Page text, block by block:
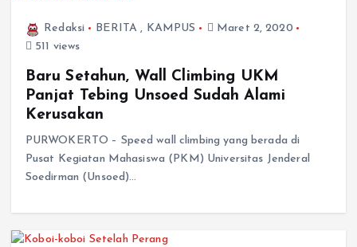
Redaksi BERITA , KAMPUS
Maret 2, 2020
511 views
Baru Setahun, Wall Climbing UKM
Panjat Tebing Unsoed Sudah Alami
Kerusakan
PURWOKERTO – Speed wall climbing yang berada di
Pusat Kegiatan Mahasiswa (PKM) Universitas Jenderal
Soedirman (Unsoed)…